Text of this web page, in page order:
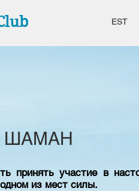
EST
ШАМАН
принять участие в
из мест силы.